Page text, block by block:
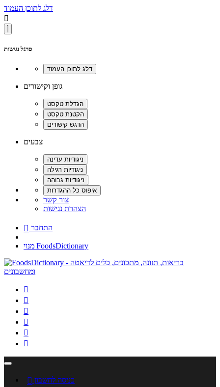
דלג לתוכן העמוד

סרגל נגישות
גופן וקישורים
צבעים
צור קשר
הצהרת נגישות
 התחבר
מנוי FoodsDictionary






 כניסה לחשבון